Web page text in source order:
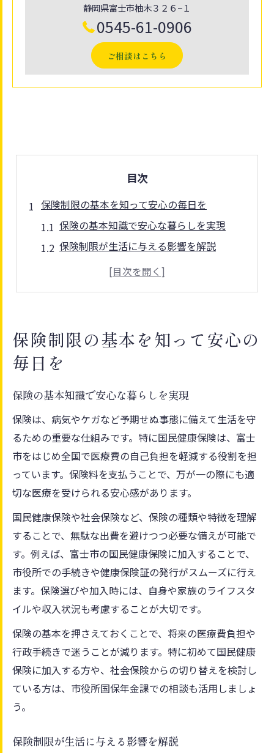
静岡県富士市柚木３２６−１
0545-61-0906
ご相談はこちら
目次
保険制限の基本を知って安心の毎日を
保険の基本知識で安心な暮らしを実現
保険制限が生活に与える影響を解説
富士市の保険制度で押さえるべき要点
国民健康保険の限度額を把握する大切さ
保険の限度額を知るメリットと注意点
富士市健康保険料に影響する限度額とは
保険限度額の計算方法と実例を紹介
限度額超過時の対策をしっかり理解
減免申請で医療費の負担を軽減する方法
保険減免申請の基礎知識と流れを解説
医療費負担を減らす保険の減免条件とは
富士市の保険減免を受ける具体的な手順
保険の減免申請で気をつけたいポイント
減免対象世帯の条件や申請書類の準備法
社会保険から切り替え後の注意点とは
社会保険切り替え時の保険手続きガイド
保険証の切り替えで忘れがちなポイント
切り替え後に必要な保険申請と手続き
社会保険から保険変更後の負担を比較
保険手続きの効率化で時間を節約するコツ
保険制限の基本を知って安心の
毎日を
保険の基本知識で安心な暮らしを実現
保険は、病気やケガなど予期せぬ事態に備えて生活を守
るための重要な仕組みです。特に国民健康保険は、富士
市をはじめ全国で医療費の自己負担を軽減する役割を担
っています。保険料を支払うことで、万が一の際にも適
切な医療を受けられる安心感があります。
国民健康保険や社会保険など、保険の種類や特徴を理解
することで、無駄な出費を避けつつ必要な備えが可能で
す。例えば、富士市の国民健康保険に加入することで、
市役所での手続きや健康保険証の発行がスムーズに行え
ます。保険選びや加入時には、自身や家族のライフスタ
イルや収入状況も考慮することが大切です。
保険の基本を押さえておくことで、将来の医療費負担や
行政手続きで迷うことが減ります。特に初めて国民健康
保険に加入する方や、社会保険からの切り替えを検討し
ている方は、市役所国保年金課での相談も活用しましょ
う。
保険制限が生活に与える影響を解説